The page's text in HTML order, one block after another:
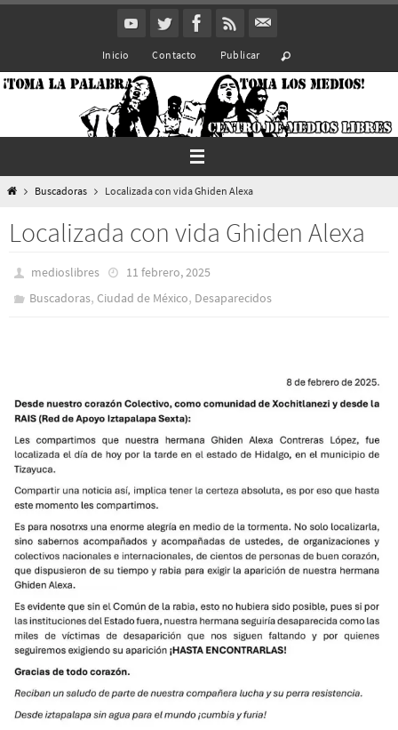
Inicio Contacto Publicar
InicioBuscadoras Localizada con vida Ghiden Alexa
Localizada con vida Ghiden Alexa
medioslibres
11 febrero, 2025
Buscadoras,Ciudad de México, Desaparecidos